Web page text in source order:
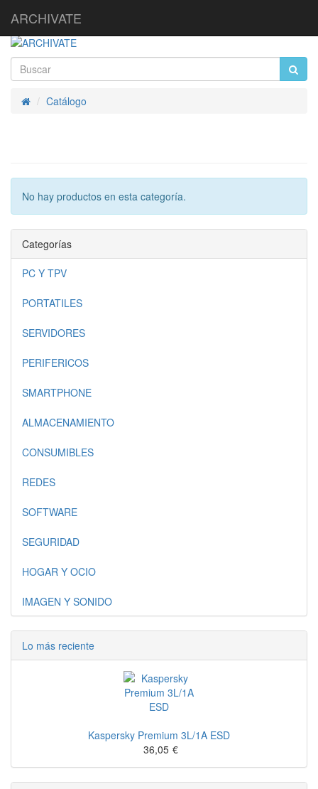
ARCHIVATE
InicioCatálogo
No hay productos en esta categoría.
Categorías
PC Y TPV
PORTATILES
SERVIDORES
PERIFERICOS
SMARTPHONE
ALMACENAMIENTO
CONSUMIBLES
REDES
SOFTWARE
SEGURIDAD
HOGAR Y OCIO
IMAGEN Y SONIDO
Lo más reciente
Kaspersky Premium 3L/1A ESD
36,05 €